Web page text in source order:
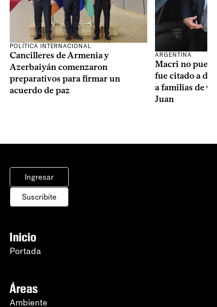
POLÍTICA INTERNACIONAL
Cancilleres de Armenia y
Azerbaiyán comenzaron
preparativos para firmar un
acuerdo de paz
ARGENTINA
Macri no
fue citado a
a familias de
Juan
Ingresar
Suscribite
Inicio
Portada
Áreas
Ambiente